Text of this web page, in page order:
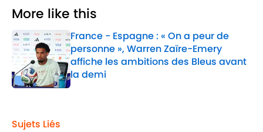
More like this
France - Espagne : « On a peur de
personne », Warren Zaïre-Emery
affiche les ambitions des Bleus avant
la demi
Published by on Invalid Date
Sujets Liés